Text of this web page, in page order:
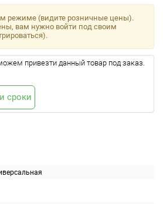
режиме (видите розничные цены).
вам нужно войти под своим
привезти данный товар под заказ.
сроки